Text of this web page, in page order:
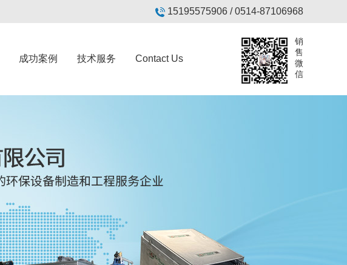
15195575906 / 0514-87106968
成功案例 技术服务 Contact Us
销
售
微
信